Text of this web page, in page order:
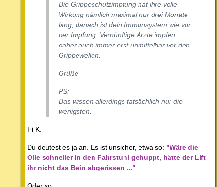
Die Grippeschutzimpfung hat ihre volle
Wirkung nämlich maximal nur drei Monate
lang, danach ist dein Immunsystem wie vor
der Impfung. Vernünftige Ärzte impfen
daher auch immer erst unmittelbar vor den
Grippewellen.
Grüße
PS:
Das wissen allerdings tatsächlich nur die
wenigsten.
Hi K.
Du deutest es ja an. Es ist unsicher, etwa so: "Wäre die
Olle schneller in den Fahrstuhl gehuppt, hätte der Lift
ihr nicht das Bein abgerissen ..."